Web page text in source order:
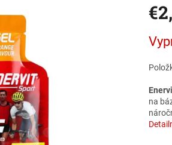
cena:
na